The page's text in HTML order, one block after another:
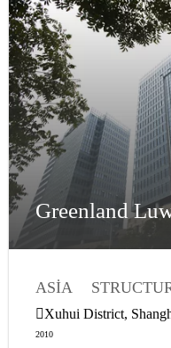
Greenland
ASIA
WEATHER
Xuhui District,
2010